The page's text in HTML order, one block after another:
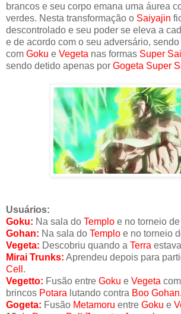
brancos e seu corpo emana uma áurea
verdes. Nesta transformação o Saiyajin
descontrolado e seu poder se eleva a
e de acordo com o seu adversário,
com Goku e Vegeta nas formas Super
sendo detido apenas por Gogeta Super
Usuários:
Goku: Na sala do Templo e no torneio de
Gohan: Na sala do Templo e no torneio
Vegeta: Descobriu quando a Terra
Mirai Trunks: Aprendeu depois para
Cell .
Vegetto: Fusão entre Goku e Vegeta
brincos Potara lutando contra Boo Gohan.
Gogeta: Fusão Metamoru entre Goku e